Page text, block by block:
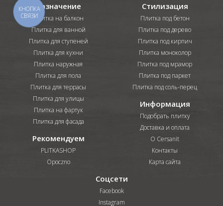
Назначение
Плитка на балкон
Плитка для ванной
Плитка для ступеней
Плитка для кухни
Плитка наружная
Плитка для пола
Плитка для террасы
Плитка для улицы
Плитка на фартук
Плитка для фасада
Стилизация
Плитка под бетон
Плитка под дерево
Плитка под кирпич
Плитка моноколор
Плитка под мрамор
Плитка под паркет
Плитка под соль-перец
Информация
Подобрать плитку
Доставка и оплата
О Cersanit
Контакты
Карта сайта
Рекомендуем
PLITKASHOP
Opoczno
Соцсети
Facebook
Instagram
КНОПКА
СВЯЗИ